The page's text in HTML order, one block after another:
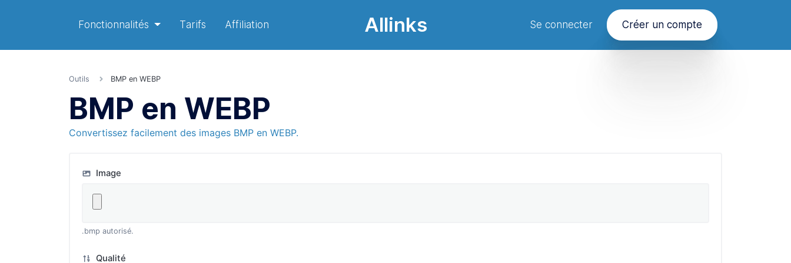
Fonctionnalités Tarifs Affiliation Allinks Se connecter Créer un compte
Outils BMP en WEBP
BMP en WEBP
Convertissez facilement des images BMP en WEBP.
Image
.bmp autorisé.
Qualité